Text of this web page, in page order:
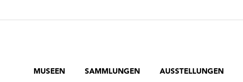
MUSEEN SAMMLUNGEN AUSSTELLUNGEN